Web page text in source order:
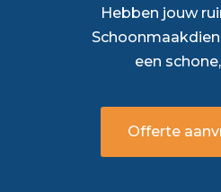
Hebben jouw
een
Offerte